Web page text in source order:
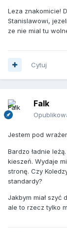
Leza znakomicie!
Stanislawowi,
ze nie mial tu
Cytuj
Falk
Jestem pod
Bardzo ładnie
kieszeń. Wydaje
stronę. Czy
standardy?
Jakbym miał szyć
ale to rzecz tylko